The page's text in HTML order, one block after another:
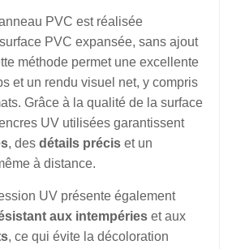
PVC est réalisée
PVC expansée, sans ajout
méthode permet une excellente
et un rendu visuel net, y compris
Grâce à la qualité de la surface
UV utilisées garantissent
, des détails précis et un
à distance.
UV présente également
aux intempéries et aux
, ce qui évite la décoloration